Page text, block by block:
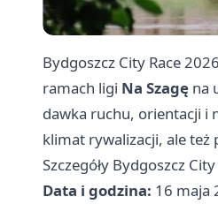
Bydgoszcz City Race
ramach ligi Na Szagę na
dawka ruchu, orientacji i
klimat rywalizacji, ale
Szczegóły Bydgoszcz
Data i godzina: 16 maja